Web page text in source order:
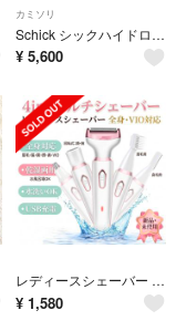
カミソリ
Schick シックハイドロ5 カスタム 本体+替刃16個付 2個セット
¥ 5,600
レディースシェーバー 電気シェーバー 鼻毛カッター 眉毛カッター 髭剃り 携帯 全身 多機能 VIO 乾湿両用 水洗い可
¥ 1,580